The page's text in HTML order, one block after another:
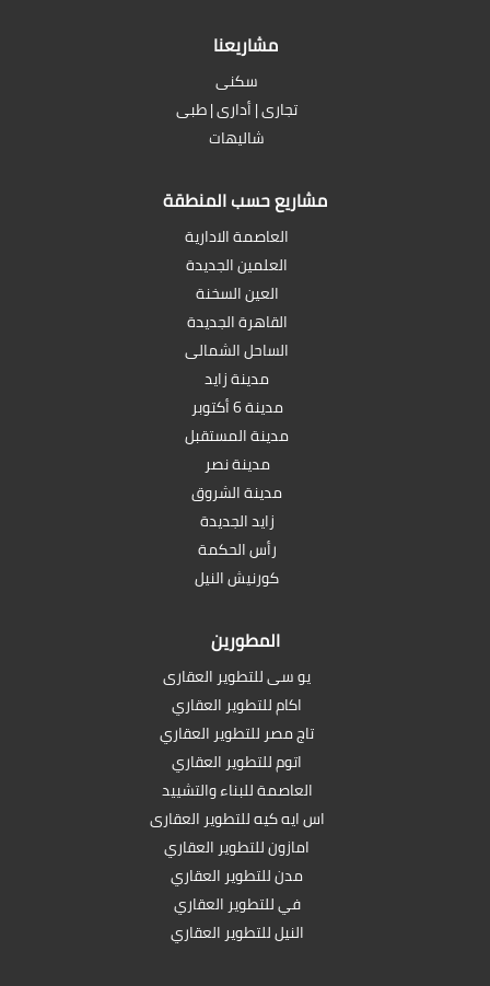
مشاريعنا
سكنى
تجارى | أدارى | طبى
شاليهات
مشاريع حسب المنطقة
العاصمة الادارية
العلمين الجديدة
العين السخنة
القاهرة الجديدة
الساحل الشمالى
مدينة زايد
مدينة 6 أكتوبر
مدينة المستقبل
مدينة نصر
مدينة الشروق
زايد الجديدة
رأس الحكمة
كورنيش النيل
المطورين
يو سى للتطوير العقارى
اكام للتطوير العقاري
تاج مصر للتطوير العقاري
اتوم للتطوير العقاري
العاصمة للبناء والتشييد
اس ايه كيه للتطوير العقارى
امازون للتطوير العقاري
مدن للتطوير العقاري
في للتطوير العقاري
النيل للتطوير العقاري